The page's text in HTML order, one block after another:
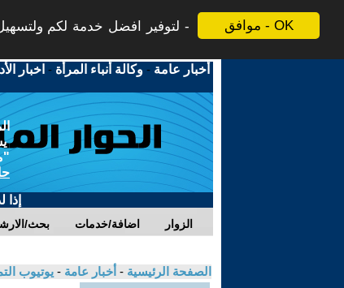
موافق - OK
لتوفير افضل خدمة لكم
أخبار عامة -وكالة أنباء المرأة - اخبار
بحث/ اضافة/خدمات الزوار
الصفحة الرئيسية - أخبار عامة - يوتيوب